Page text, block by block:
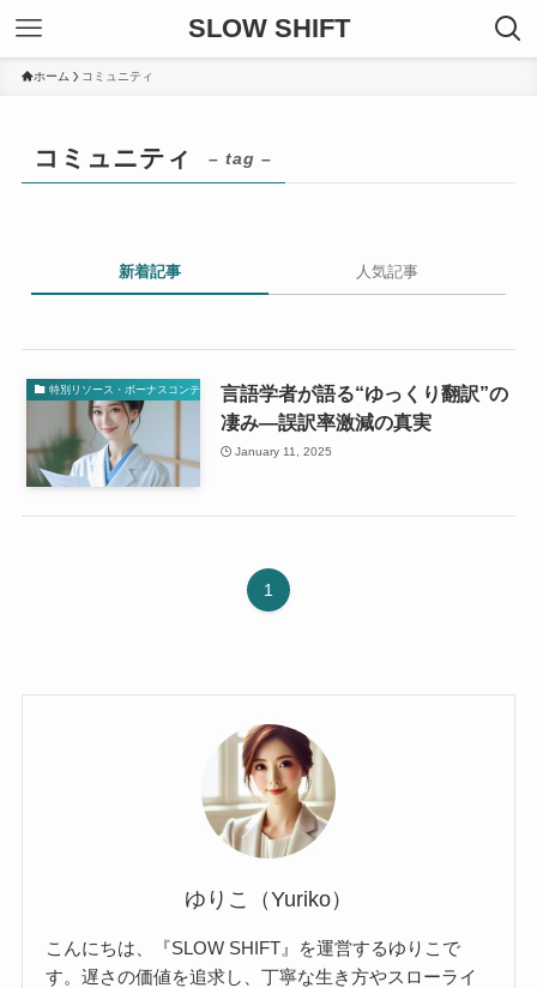
SLOW SHIFT
ホーム コミュニティ
コミュニティ – tag –
新着記事 人気記事
特別リソース・ボーナスコンテンツ言語学者が語る“ゆっくり翻訳”の
凄み—誤訳率激減の真実
January 11, 2025
1
ゆりこ（Yuriko）
こんにちは、『SLOW SHIFT』を運営するゆりこで
す。遅さの価値を追求し、丁寧な生き方やスローライ